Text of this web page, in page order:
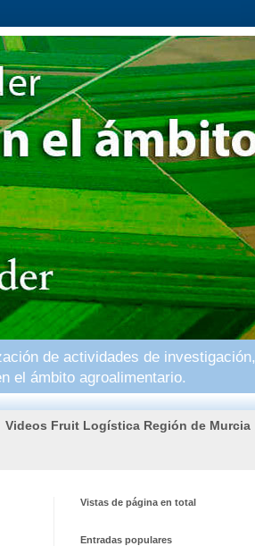
de actividades de investigación,
el ámbito agroalimentario.
Videos Fruit Logística Región de Murcia
Vistas de página en total
Entradas populares